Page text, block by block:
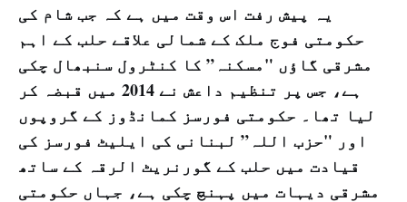
یہ پیش رفت اس وقت میں ہے کہ جب شام کی
حکومتی فوج ملک کے شمالی علاقے حلب کے اہم
مشرقی گاؤں "مسکنہ” کا کنٹرول سنبھال چکی
ہے، جس پر تنظیم داعش نے 2014 میں قبضہ کر
لیا تھا۔ حکومتی فورسز کمانڈوز کے گروپوں
اور "حزب اللہ” لبنانی کی ایلیٹ فورسز کی
قیادت میں حلب کے گورنریٹ الرقہ کے ساتھ
مشرقی دیہات میں پہنچ چکی ہے، جہاں حکومتی